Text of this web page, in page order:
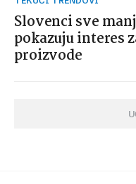
Slovenci sve
pokazuju interes
proizvode